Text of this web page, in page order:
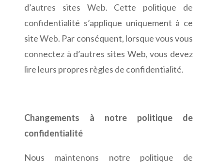
d’autres sites Web. Cette politique de
confidentialité s’applique uniquement à ce
site Web. Par conséquent, lorsque vous vous
connectez à d’autres sites Web, vous devez
lire leurs propres règles de confidentialité.
Changements à notre politique de
confidentialité
Nous maintenons notre politique de